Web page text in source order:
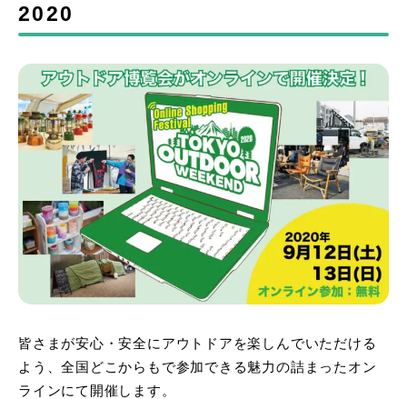
2020
皆さまが安心・安全にアウトドアを楽しんでいただける
よう、全国どこからもで参加できる魅力の詰まったオン
ラインにて開催します。